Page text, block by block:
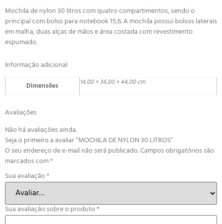
Mochila de nylon 30 litros com quatro compartimentos, sendo o
principal com bolso para notebook 15,6. A mochila possui bolsos laterais
em malha, duas alças de mãos e área costada com revestimento
espumado.
Informação adicional
Dimensões 14,00 × 34,00 × 44,00 cm
Avaliações
Não há avaliações ainda.
Seja o primeiro a avaliar “MOCHILA DE NYLON 30 LITROS”
O seu endereço de e-mail não será publicado.Campos obrigatórios são
marcados com*
Sua avaliação*
Sua avaliação sobre o produto*